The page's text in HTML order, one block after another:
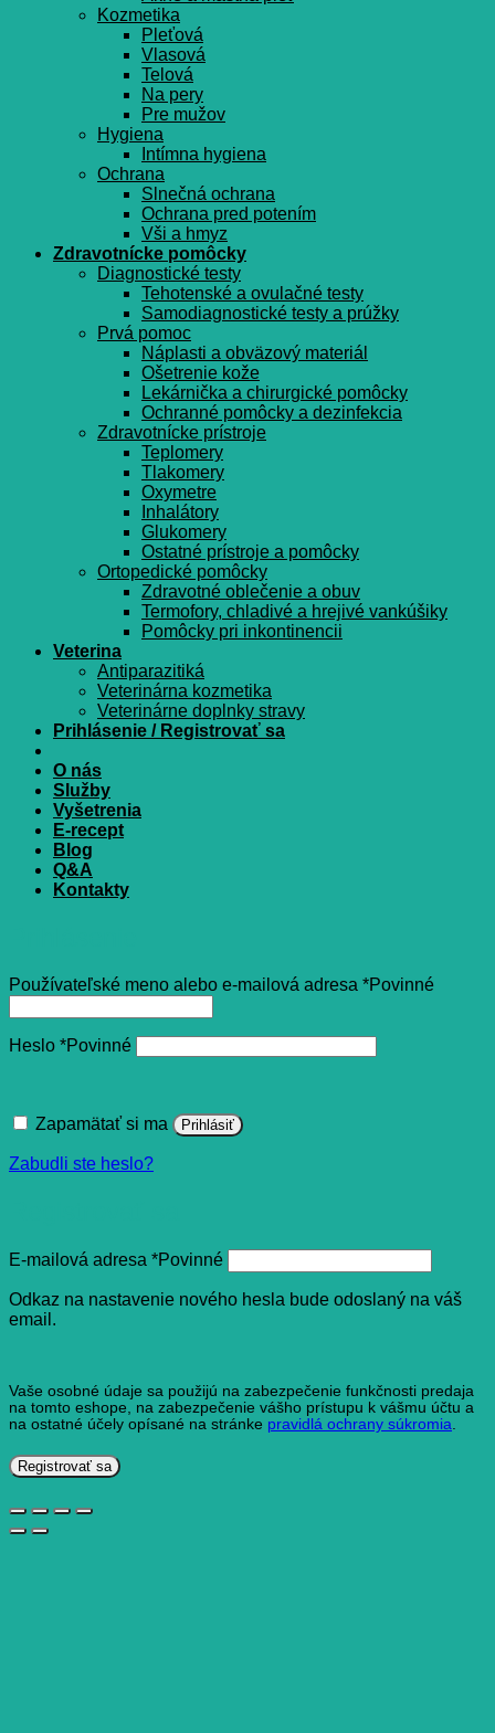
Kozmetika
Pleťová
Vlasová
Telová
Na pery
Pre mužov
Hygiena
Intímna hygiena
Ochrana
Slnečná ochrana
Ochrana pred potením
Vši a hmyz
Zdravotnícke pomôcky
Diagnostické testy
Tehotenské a ovulačné testy
Samodiagnostické testy a prúžky
Prvá pomoc
Náplasti a obväzový materiál
Ošetrenie kože
Lekárnička a chirurgické pomôcky
Ochranné pomôcky a dezinfekcia
Zdravotnícke prístroje
Teplomery
Tlakomery
Oxymetre
Inhalátory
Glukomery
Ostatné prístroje a pomôcky
Ortopedické pomôcky
Zdravotné oblečenie a obuv
Termofory, chladivé a hrejivé vankúšiky
Pomôcky pri inkontinencii
Veterina
Antiparazitiká
Veterinárna kozmetika
Veterinárne doplnky stravy
Prihlásenie / Registrovať sa
O nás
Služby
Vyšetrenia
E-recept
Blog
Q&A
Kontakty
Používateľské meno alebo e-mailová adresa *Povinné
Heslo *Povinné
Zapamätať si ma Prihlásiť
Zabudli ste heslo?
E-mailová adresa *Povinné
Odkaz na nastavenie nového hesla bude odoslaný na váš
email.
Vaše osobné údaje sa použijú na zabezpečenie funkčnosti predaja
na tomto eshope, na zabezpečenie vášho prístupu k vášmu účtu a
na ostatné účely opísané na stránke pravidlá ochrany súkromia
Registrovať sa